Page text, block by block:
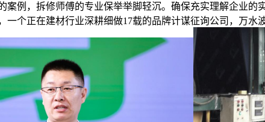
案例，拆修师傅的专业保举举脚轻沉。确保充实理解企业
一个正在建材行业深耕细做17载的品牌计谋征询公司，万